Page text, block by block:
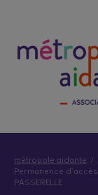
métropole aidante
Permanence
PASSERELLE